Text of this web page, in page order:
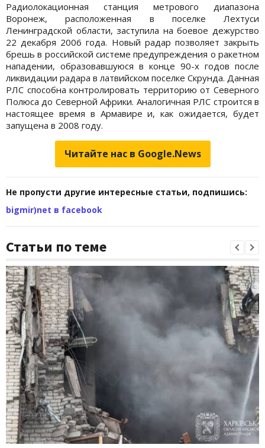
Радиолокационная станция метрового диапазона
Воронеж, расположенная в поселке Лехтуси
Ленинградской области, заступила на боевое дежурство
22 декабря 2006 года. Новый радар позволяет закрыть
брешь в российской системе предупреждения о ракетном
нападении, образовавшуюся в конце 90-х годов после
ликвидации радара в латвийском поселке Скрунда. Данная
РЛС способна контролировать территорию от Северного
Полюса до Северной Африки. Аналогичная РЛС строится в
настоящее время в Армавире и, как ожидается, будет
запущена в 2008 году.
Читайте нас в Google.News
Не пропусти другие интересные статьи, подпишись:
bigmir)net в facebook
Статьи по теме